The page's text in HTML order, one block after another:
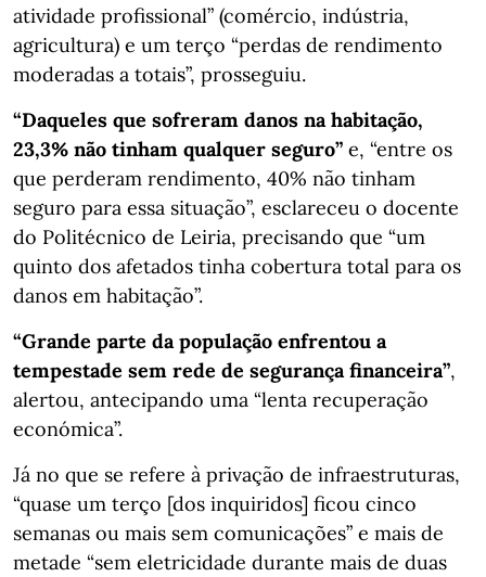
atividade profissional” (comércio, indústria,
agricultura) e um terço “perdas de rendimento
moderadas a totais”, prosseguiu.
“Daqueles que sofreram danos na habitação,
23,3% não tinham qualquer seguro” e, “entre os
que perderam rendimento, 40% não tinham
seguro para essa situação”, esclareceu o docente
do Politécnico de Leiria, precisando que “um
quinto dos afetados tinha cobertura total para os
danos em habitação”.
“Grande parte da população enfrentou a
tempestade sem rede de segurança financeira”,
alertou, antecipando uma “lenta recuperação
económica”.
Já no que se refere à privação de infraestruturas,
“quase um terço [dos inquiridos] ficou cinco
semanas ou mais sem comunicações” e mais de
metade “sem eletricidade durante mais de duas